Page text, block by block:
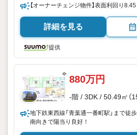
【オーナーチェンジ物件】表面利回り8.45
詳細を見る
提供
880万円
-階 / 3DK / 50.49㎡（
地下鉄東西線「青葉通一番町駅」まで徒歩
南向きで陽当り良好！